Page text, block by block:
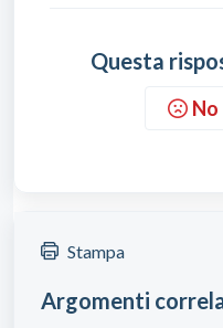
Questa
No
Stampa
Argomenti